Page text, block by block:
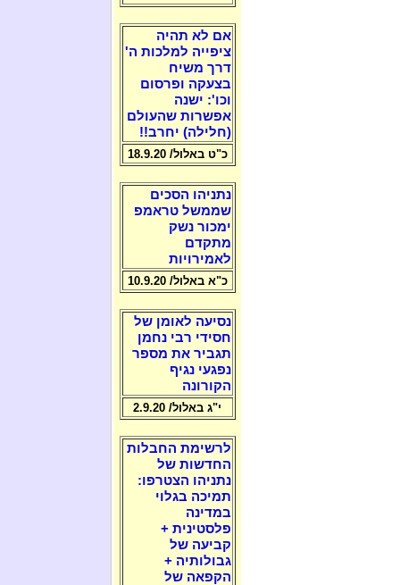
אם לא תהיה
ציפייה למלכות ה'
דרך משיח
בצעקה ופרסום
וכו': ישנה
אפשרות שהעולם
(חלילה) יחרב!!
כ"ט באלול/ 18.9.20
נתניהו הסכים
שממשל טראמפ
ימכור נשק
מתקדם
לאמירויות
כ"א באלול/ 10.9.20
נסיעה לאומן של
חסידי רבי נחמן
תגביר את מספר
נפגעי נגיף
הקורונה
י"ג באלול/ 2.9.20
לרשימת החבלות
החדשות של
נתניהו הצטרפו:
תמיכה בגלוי
במדינה
פלסטינית +
קביעה של
גבולותיה +
הקפאה של